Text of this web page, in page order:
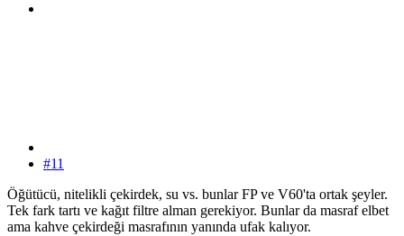
#11
Öğütücü, nitelikli çekirdek, su vs. bunlar FP ve V60'ta ortak şeyler.
Tek fark tartı ve kağıt filtre alman gerekiyor. Bunlar da masraf elbet
ama kahve çekirdeği masrafının yanında ufak kalıyor.